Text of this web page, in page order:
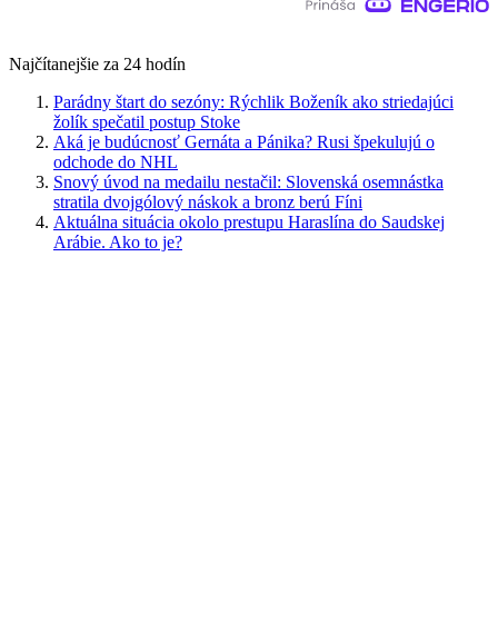
Najčítanejšie za 24 hodín
Parádny štart do sezóny: Rýchlik Boženík ako striedajúci
žolík spečatil postup Stoke
Aká je budúcnosť Gernáta a Pánika? Rusi špekulujú o
odchode do NHL
Snový úvod na medailu nestačil: Slovenská osemnástka
stratila dvojgólový náskok a bronz berú Fíni
Aktuálna situácia okolo prestupu Haraslína do Saudskej
Arábie. Ako to je?